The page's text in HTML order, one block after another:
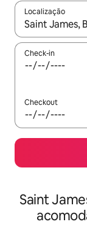
Localização
Quando os
Check-in
Checkout
Saint